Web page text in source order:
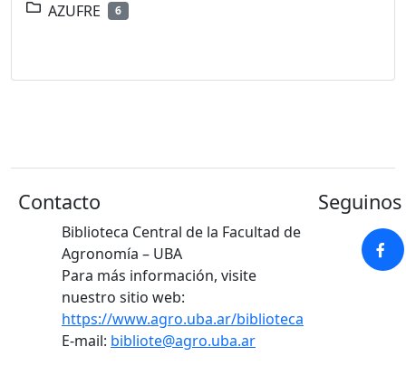
AZUFRE 6
Contacto
Biblioteca Central de la Facultad de
Agronomía – UBA
Para más información, visite
nuestro sitio web:
https://www.agro.uba.ar/biblioteca
E-mail: bibliote@agro.uba.ar